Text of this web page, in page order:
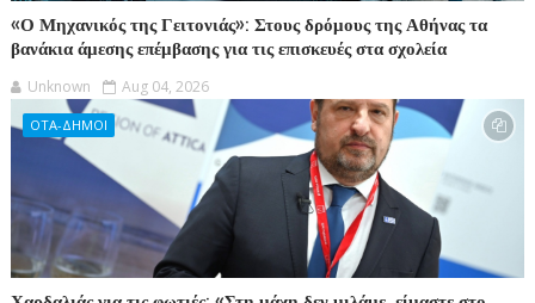
«Ο Μηχανικός της Γειτονιάς»: Στους δρόμους της Αθήνας τα
βανάκια άμεσης επέμβασης για τις επισκευές στα σχολεία
Unknown Aug 04, 2026
ΟΤΑ-ΔΗΜΟΙ